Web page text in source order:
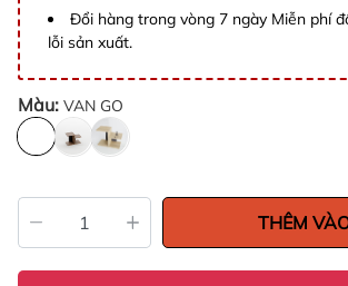
Đổi hàng trong vòng 7 ngày Miễn phí
lỗi sản xuất.
Màu: VAN GO
THÊM